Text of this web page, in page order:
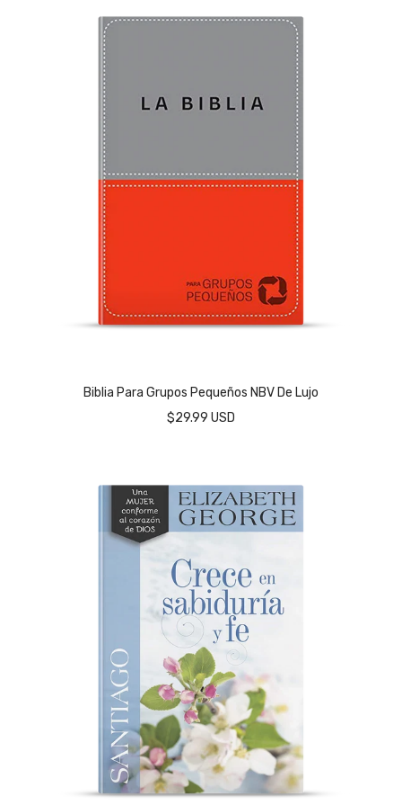
Biblia Para Grupos Pequeños NBV De Lujo
$29.99 USD